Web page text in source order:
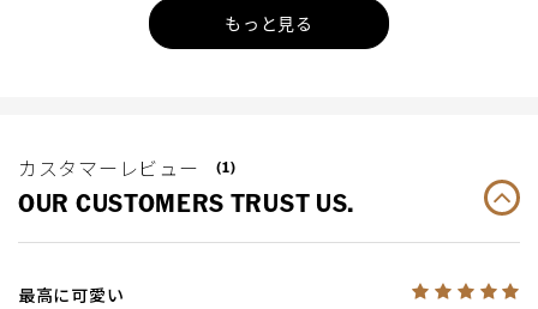
もっと見る
カスタマーレビュー (1)
OUR CUSTOMERS TRUST US.
最高に可愛い